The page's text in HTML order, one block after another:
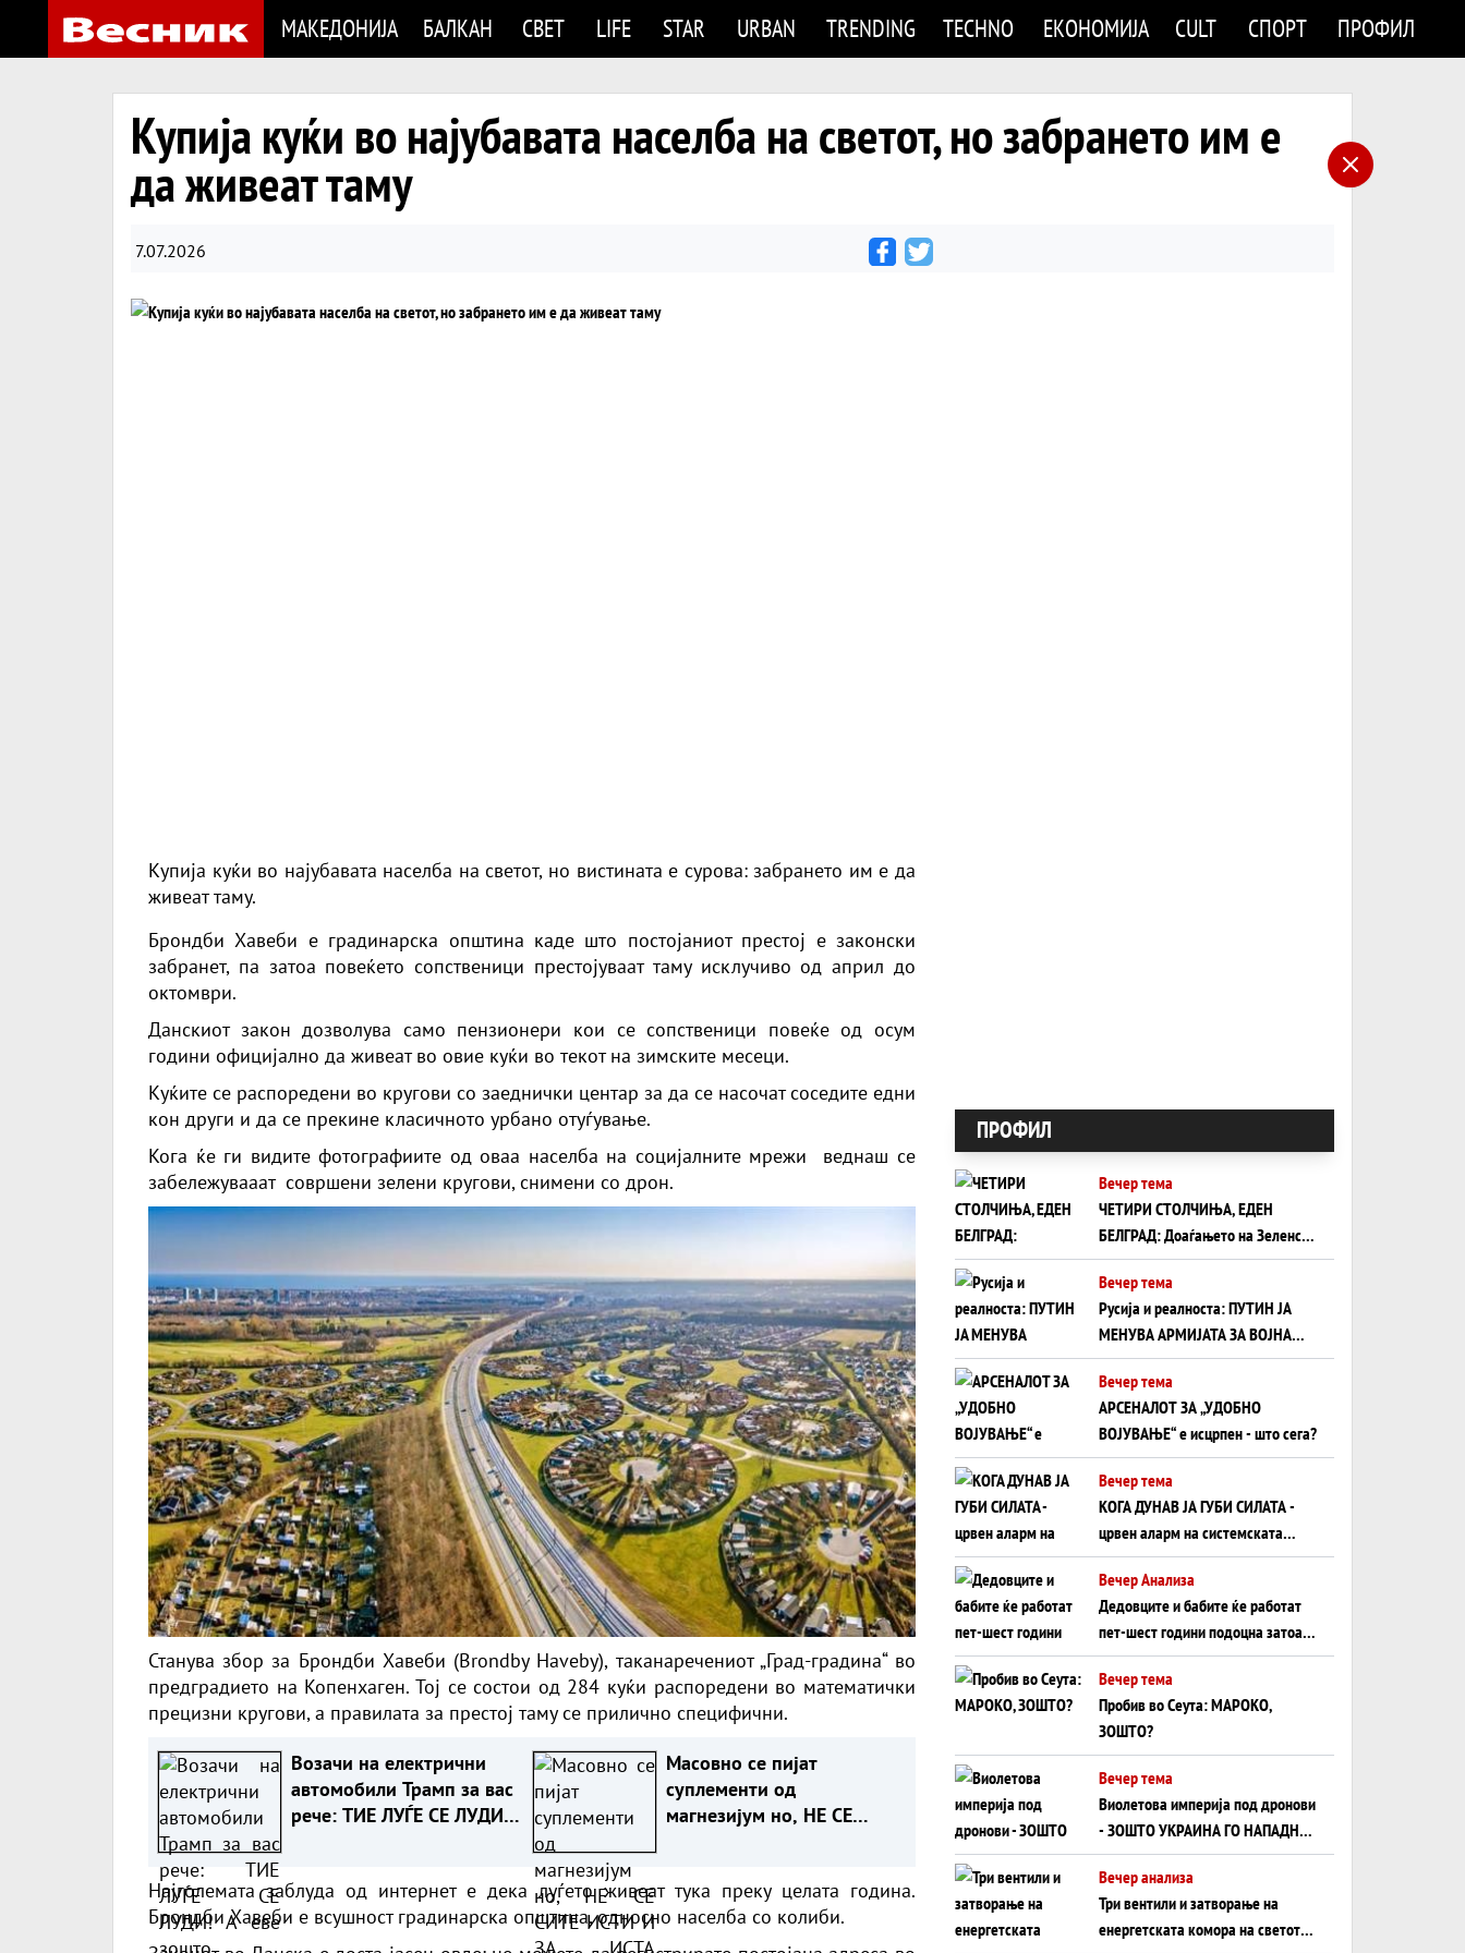
МАКЕДОНИЈА БАЛКАН СВЕТ LIFE STAR URBAN TRENDING TECHNO ЕКОНОМИЈА CULT СПОРТ ПРОФИЛ
Купија куќи во најубавата населба на светот, но забрането им е
да живеат таму
7.07.2026
Купија куќи во најубавата населба на светот, но вистината е сурова: забрането им е да
живеат таму.
Брондби Хавеби е градинарска општина каде што постојаниот престој е законски
забранет, па затоа повеќето сопственици престојуваат таму исклучиво од април до
октомври.
Данскиот закон дозволува само пензионери кои се сопственици повеќе од осум
години официјално да живеат во овие куќи во текот на зимските месеци.
Куќите се распоредени во кругови со заеднички центар за да се насочат соседите едни
кон други и да се прекине класичното урбано отуѓување.
Кога ќе ги видите фотографиите од оваа населба на социјалните мрежи веднаш се
забележувааат совршени зелени кругови, снимени со дрон.
Станува збор за Брондби Хавеби (Brondby Haveby), таканаречениот „Град-градина“ во
предградието на Копенхаген. Тој се состои од 284 куќи распоредени во математички
прецизни кругови, а правилата за престој таму се прилично специфични.
Возачи на електрични
автомобили Трамп за вас
рече: ТИЕ ЛУЃЕ СЕ ЛУДИ!
Масовно се пијат
суплементи од
магнезијум но, НЕ СЕ
Најголемата заблуда од интернет е дека луѓето живеат тука преку целата година.
Брондби Хавеби е всушност градинарска општина, односно населба со колиби.
ПРОФИЛ
Вечер тема
ЧЕТИРИ СТОЛЧИЊА, ЕДЕН
БЕЛГРАД: Доаѓањето на Зеленски
ги открива тајните на политиката
на балансирање на Вучиќ
Вечер тема
Русија и реалноста: ПУТИН ЈА
МЕНУВА АРМИЈАТА ЗА ВОЈНА
ШТО ОСТАНУВА БЕЗ ФРОНТ
Вечер тема
АРСЕНАЛОТ ЗА „УДОБНО
ВОЈУВАЊЕ“ е исцрпен - што сега?
Вечер тема
КОГА ДУНАВ ЈА ГУБИ СИЛАТА -
црвен аларм на системската
плоча од јужна Германија до
Црното Море...
Вечер Анализа
Дедовците и бабите ќе работат
пет-шест години подоцна затоа
што НЕМААТ ВНУЦИ ДА ГИ
ЗАМЕНАТ
Вечер тема
Пробив во Сеута: МАРОКО,
ЗОШТО?
Вечер тема
Виолетова империја под дронови
- ЗОШТО УКРАИНА ГО НАПАДНА
РУСКИОТ WILDBERRIES
Вечер анализа
Три вентили и затворање на
енергетската комора на светот: